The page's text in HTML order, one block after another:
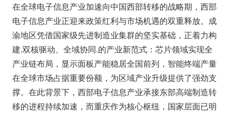
在全球电子信息产业加速向中国西部转移的战略期，西部
电子信息产业正迎来政策红利与市场机遇的双重释放。成
渝地区凭借国家级先进制造业集群的坚实基础，正着力构
建.双核驱动、全域协同.的产业新范式：芯片领域实现全
产业链布局，显示面板产能稳居全国前列，智能终端产量
在全球市场占据重要份额，为区域产业升级提供了强劲支
撑。在此背景下，西部电子信息产业承接东部高端制造转
移的进程持续加速，而重庆作为核心枢纽，国家层面已明